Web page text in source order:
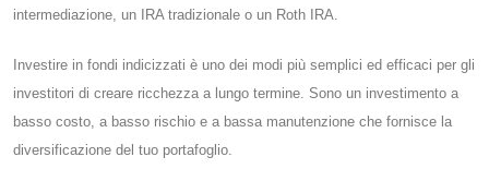
intermediazione, un IRA tradizionale o un Roth IRA.
Investire in fondi indicizzati è uno dei modi più semplici ed efficaci per gli
investitori di creare ricchezza a lungo termine. Sono un investimento a
basso costo, a basso rischio e a bassa manutenzione che fornisce la
diversificazione del tuo portafoglio.